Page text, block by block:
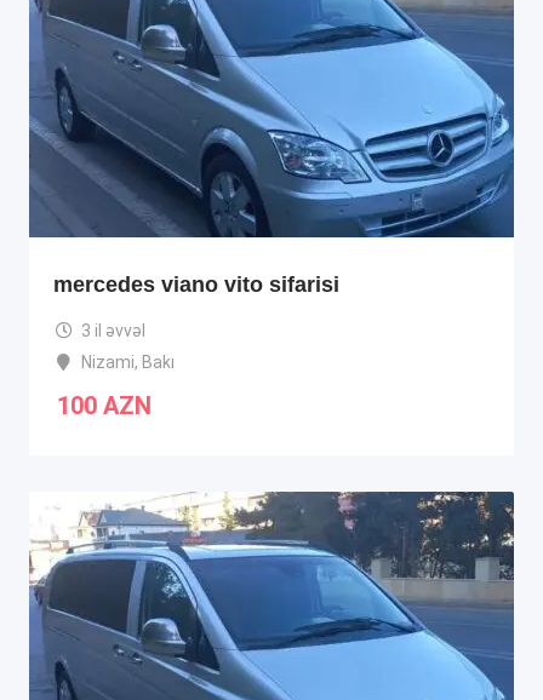
mercedes viano vito sifarisi
3 il əvvəl
Nizami, Bakı
100 AZN